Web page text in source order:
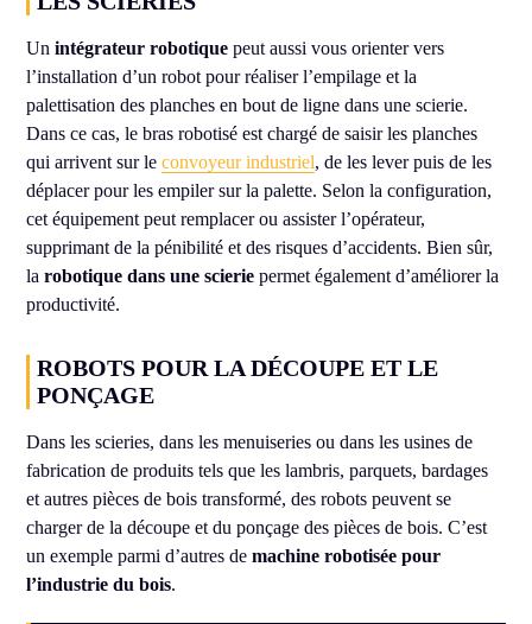
Unintégrateur robotique peut aussi vous orienter vers
l’installation d’un robot pour réaliser l’empilage et la
palettisation des planches en bout de ligne dans une scierie.
Dans ce cas, le bras robotisé est chargé de saisir les planches
qui arrivent sur leconvoyeur industriel, de les lever puis de les
déplacer pour les empiler sur la palette. Selon la configuration,
cet équipement peut remplacer ou assister l’opérateur,
supprimant de la pénibilité et des risques d’accidents. Bien sûr,
la robotique dans une scierie permet également d’améliorer la
productivité.
ROBOTS POUR LA DÉCOUPE ET LE
PONÇAGE
Dans les scieries, dans les menuiseries ou dans les usines de
fabrication de produits tels que les lambris, parquets, bardages
et autres pièces de bois transformé, des robots peuvent se
charger de la découpe et du ponçage des pièces de bois. C’est
un exemple parmi d’autres demachine robotisée pour
l’industrie du bois.